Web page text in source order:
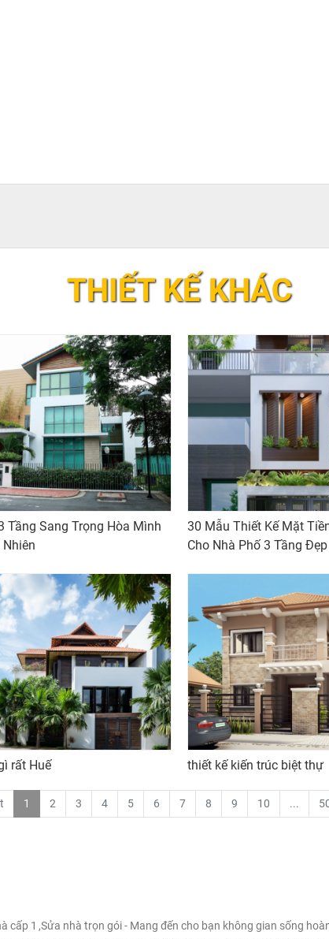
THIẾT KẾ KHÁC
Tầng Sang Trọng Hòa Mình
30 Mẫu Thiết Kế Mặt
Cho Nhà Phố 3 Tầng Đẹp
rất Huế thiết kế kiến trúc biệt thự
1 2 3 4 5 6 7 8 9 10 ...
cấp 1 ,Sửa nhà trọn gói - Mang đến cho bạn không gian sống